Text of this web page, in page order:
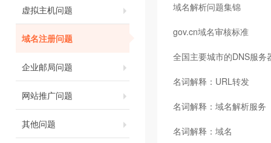
虚拟主机问题
域名注册问题
企业邮局问题
网站推广问题
其他问题
域名解析问题集锦
gov.cn域名审核标准
全国主要城市的DNS服务
名词解释：URL转发
名词解释：域名解析服务
名词解释：域名